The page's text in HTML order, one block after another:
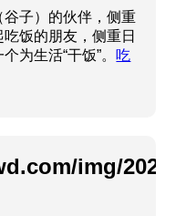
谷子）的伙伴，侧重
吃饭的朋友，侧重日
为生活“干饭”。 吃
img/2025/